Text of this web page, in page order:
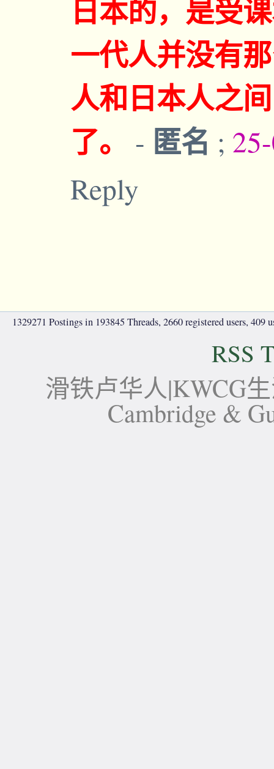
日本的，是受
一代人并没有
人和日本人之
了。
- 匿名 ;
Reply
1329271 Postings in 193845 Threads, 2660 registered users, 409
RSS
滑铁卢华人|KWCG
Cambridge &